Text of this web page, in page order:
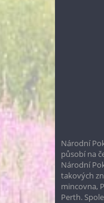
Národní
působí na
Národní
takových
mincovna,
Perth.